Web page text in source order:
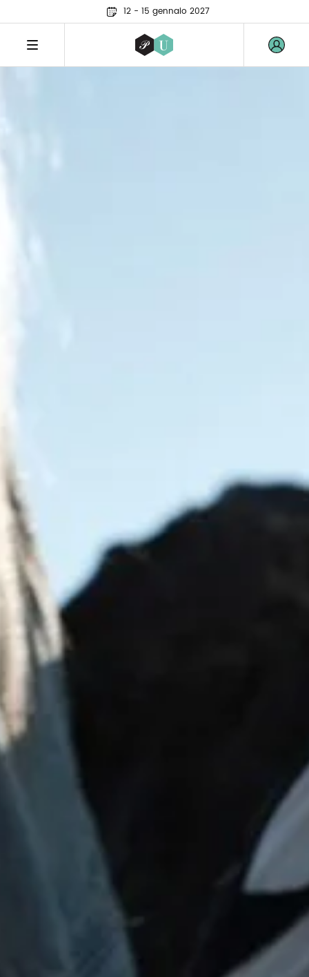
12 - 15 gennaio 2027